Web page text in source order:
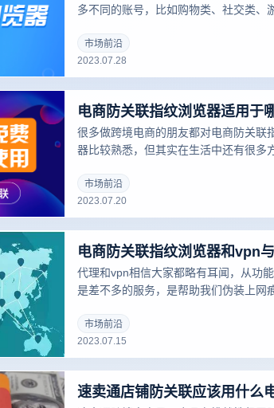
多不同的账号，比如购物类、社交类、
始对账号的注册和登录有了严格的安全
就给一些想要批量注册账号的人带来了一
题，今天小编就跟大家来说说云登指纹
市场前沿
2023.07.28
很多做跨境电商的朋友都对电商防关联
器比较熟悉，但其实在生活中还有很多
看看电商防关联指纹浏览器适用于哪些
市场前沿
2023.07.20
代理和vpn相信大家都略有耳闻，从功
是差不多的服务，是帮助我们伪装上网
浏览器可能就相对陌生了，其实作用也
似，只不过可以理解为指纹浏览器是代
的升级版，我们想要更好的隐匿访问互
电商防关联指纹浏览器和vpn与代理之间
市场前沿
2023.07.15